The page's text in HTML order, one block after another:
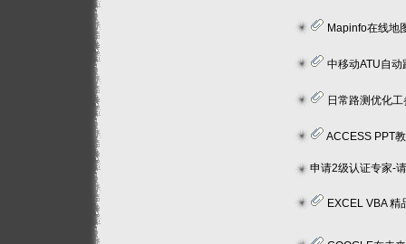
Mapinfo在线地图
中移动ATU自
日常路测优化
ACCESS PPT
申请2级认证专家-
EXCEL VBA 精